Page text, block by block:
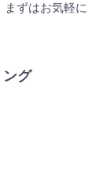
まずはお気軽に
ング